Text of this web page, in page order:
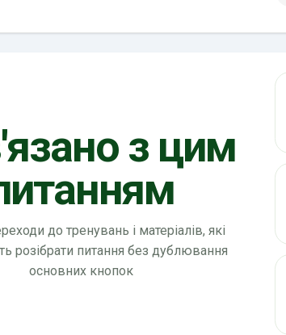
з цим
до тренувань і матеріалів, які
розібрати питання без дублювання
основних кнопок